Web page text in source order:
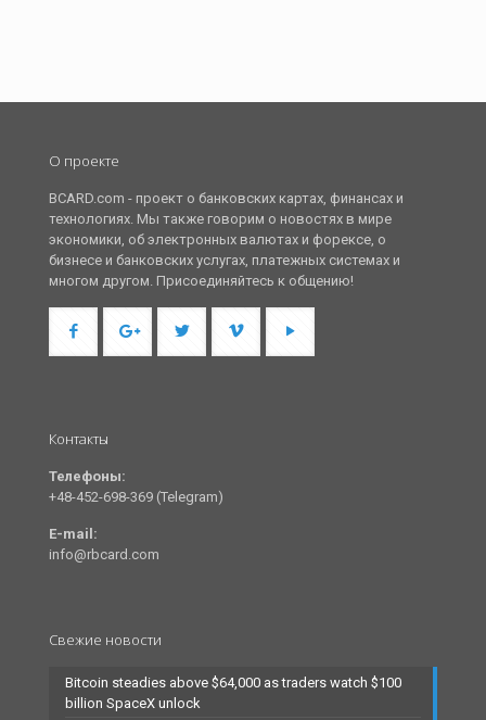
О проекте
BCARD.com - проект о банковских картах, финансах и
технологиях. Мы также говорим о новостях в мире
экономики, об электронных валютах и форексе, о
бизнесе и банковских услугах, платежных системах и
многом другом. Присоединяйтесь к общению!
Контакты
Телефоны:
+48-452-698-369 (Telegram)
E-mail:
info@rbcard.com
Свежие новости
Bitcoin steadies above $64,000 as traders watch $100
billion SpaceX unlock